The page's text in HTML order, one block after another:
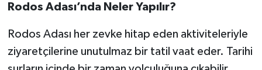
Rodos Adası’nda Neler Yapılır?
Rodos Adası her zevke hitap eden aktiviteleriyle
ziyaretçilerine unutulmaz bir tatil vaat eder. Tarihi